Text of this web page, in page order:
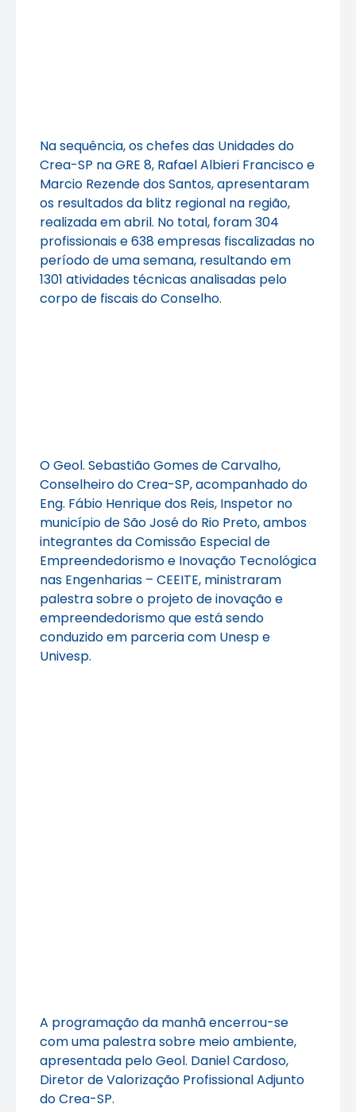
Na sequência, os chefes das Unidades do
Crea-SP na GRE 8, Rafael Albieri Francisco e
Marcio Rezende dos Santos, apresentaram
os resultados da blitz regional na região,
realizada em abril. No total, foram 304
profissionais e 638 empresas fiscalizadas no
período de uma semana, resultando em
1301 atividades técnicas analisadas pelo
corpo de fiscais do Conselho.
O Geol. Sebastião Gomes de Carvalho,
Conselheiro do Crea-SP, acompanhado do
Eng. Fábio Henrique dos Reis, Inspetor no
município de São José do Rio Preto, ambos
integrantes da Comissão Especial de
Empreendedorismo e Inovação Tecnológica
nas Engenharias – CEEITE, ministraram
palestra sobre o projeto de inovação e
empreendedorismo que está sendo
conduzido em parceria com Unesp e
Univesp.
A programação da manhã encerrou-se
com uma palestra sobre meio ambiente,
apresentada pelo Geol. Daniel Cardoso,
Diretor de Valorização Profissional Adjunto
do Crea-SP.